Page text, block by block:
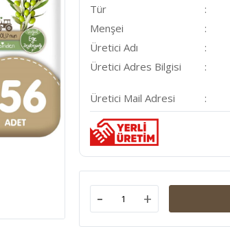
Tür
Menşei
Üretici Adı
Üretici Adres Bilgisi
Üretici Mail Adresi
- +